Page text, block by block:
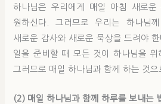
하나님은 우리에게 매일 아침 새로운
원하신다. 그러므로 우리는 하나님
새로운 감사와 새로운 묵상을 드려야
일을 준비할 때 모든 것이 하나님을 위
그러므로 매일 하나님과 함께 하는 것으
(2) 매일 하나님과 함께 하루를 보내는